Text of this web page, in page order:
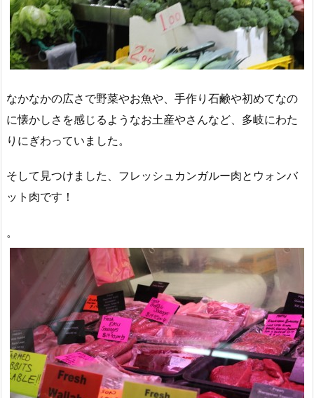
なかなかの広さで野菜やお魚や、手作り石鹸や初めてなの
に懐かしさを感じるようなお土産やさんなど、多岐にわた
りにぎわっていました。
そして見つけました、フレッシュカンガルー肉とウォンバ
ット肉です！
。